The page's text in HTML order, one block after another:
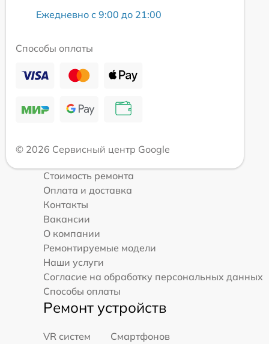
Ежедневно с 9:00 до 21:00
Способы оплаты
© 2026 Сервисный центр Google
Стоимость ремонта
Оплата и доставка
Контакты
Вакансии
О компании
Ремонтируемые модели
Наши услуги
Согласие на обработку персональных данных
Способы оплаты
Ремонт устройств
VR систем
Смартфонов